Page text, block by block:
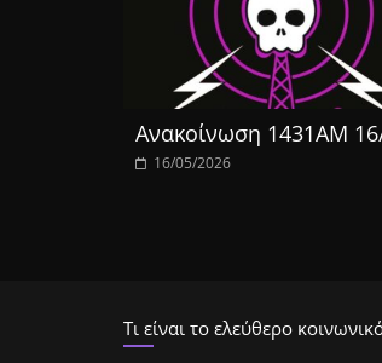
Ανακοίνωση 1431ΑΜ
16/05/2026
Τι είναι το ελεύθερο